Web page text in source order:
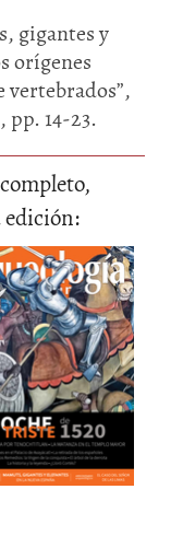
gigantes y
orígenes
vertebrados”,
pp. 14-23.
edición: